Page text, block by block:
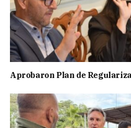
Aprobaron Plan de